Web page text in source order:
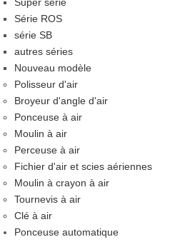
Série ROS
série SB
autres séries
Nouveau modèle
Polisseur d'air
Broyeur d'angle d'air
Ponceuse à air
Moulin à air
Perceuse à air
Fichier d'air et scies aériennes
Moulin à crayon à air
Tournevis à air
Clé à air
Ponceuse automatique